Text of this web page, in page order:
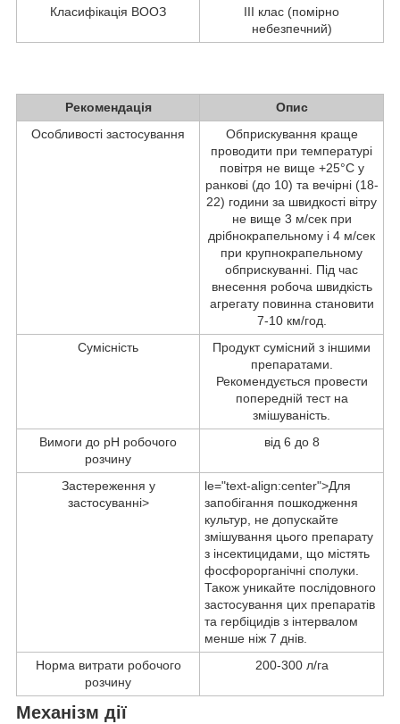
Класифікація ВООЗ
III клас (помірно
небезпечний)
Рекомендація
Опис
Особливості застосування
Обприскування краще
проводити при температурі
повітря не вище +25°C у
ранкові (до 10) та вечірні (18-
22) години за швидкості вітру
не вище 3 м/сек при
дрібнокрапельному і 4 м/сек
при крупнокрапельному
обприскуванні. Під час
внесення робоча швидкість
агрегату повинна становити
7-10 км/год.
Сумісність
Продукт сумісний з іншими
препаратами.
Рекомендується провести
попередній тест на
змішуваність.
Вимоги до рН робочого
розчину
від 6 до 8
Застереження у
застосуванні>
le="text-align:center">Для
запобігання пошкодження
культур, не допускайте
змішування цього препарату
з інсектицидами, що містять
фосфорорганічні сполуки.
Також уникайте послідовного
застосування цих препаратів
та гербіцидів з інтервалом
менше ніж 7 днів.
Норма витрати робочого
розчину
200-300 л/га
Механізм дії